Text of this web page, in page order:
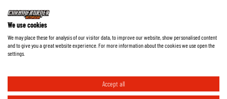
©2026ChromeBurner - Wszelkie prawa zastrzeżone.
We use cookies
We may place these for analysis of our visitor data, to improve our website, show personalised content
and to give you a great website experience. For more information about the cookies we use open the
settings.
Accept all